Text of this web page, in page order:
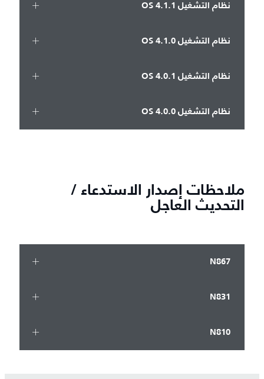
نظام التشغيل OS 4.1.1
نظام التشغيل OS 4.1.0
نظام التشغيل OS 4.0.1
نظام التشغيل OS 4.0.0
ملاحظات إصدار الاستدعاء /
التحديث العاجل
N867
N831
N810